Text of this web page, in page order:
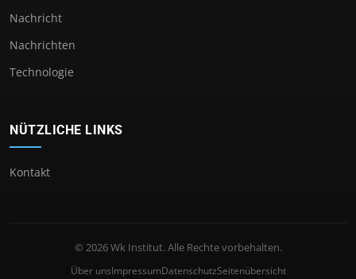
Nachricht
Nachrichten
Technologie
NÜTZLICHE LINKS
Kontakt
© 2026 Wk Institut. Alle Rechte vorbehalten.
Über unsImpressumDatenschutzSeitenübersicht